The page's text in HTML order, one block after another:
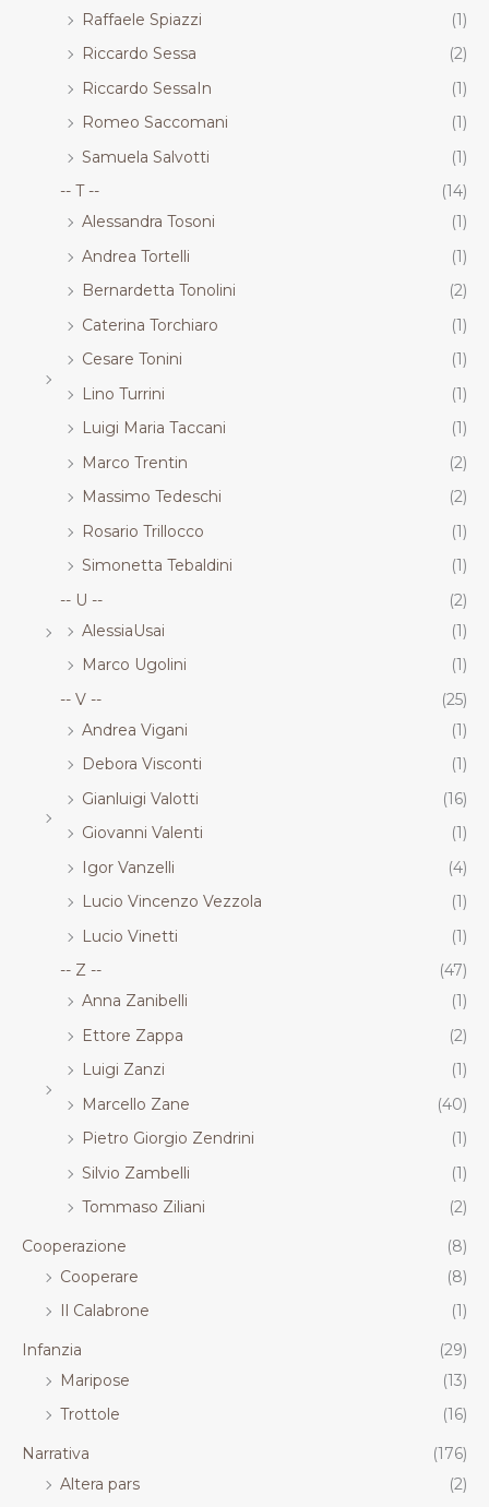
Raffaele Spiazzi
(1)
Riccardo Sessa
(2)
Riccardo SessaIn
(1)
Romeo Saccomani
(1)
Samuela Salvotti
(1)
-- T --
(14)
Alessandra Tosoni
(1)
Andrea Tortelli
(1)
Bernardetta Tonolini
(2)
Caterina Torchiaro
(1)
Cesare Tonini
(1)
Lino Turrini
(1)
Luigi Maria Taccani
(1)
Marco Trentin
(2)
Massimo Tedeschi
(2)
Rosario Trillocco
(1)
Simonetta Tebaldini
(1)
-- U --
(2)
AlessiaUsai
(1)
Marco Ugolini
(1)
-- V --
(25)
Andrea Vigani
(1)
Debora Visconti
(1)
Gianluigi Valotti
(16)
Giovanni Valenti
(1)
Igor Vanzelli
(4)
Lucio Vincenzo Vezzola
(1)
Lucio Vinetti
(1)
-- Z --
(47)
Anna Zanibelli
(1)
Ettore Zappa
(2)
Luigi Zanzi
(1)
Marcello Zane
(40)
Pietro Giorgio Zendrini
(1)
Silvio Zambelli
(1)
Tommaso Ziliani
(2)
Cooperazione
(8)
Cooperare
(8)
Il Calabrone
(1)
Infanzia
(29)
Maripose
(13)
Trottole
(16)
Narrativa
(176)
Altera pars
(2)